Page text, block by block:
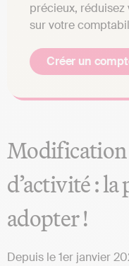
précieux, réduisez
sur votre
Créer un
Modification
d’activité :
adopter !
Depuis le 1er janvier